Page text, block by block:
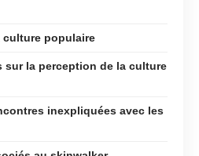
culture populaire
sur la perception de la culture
inexpliquées avec les